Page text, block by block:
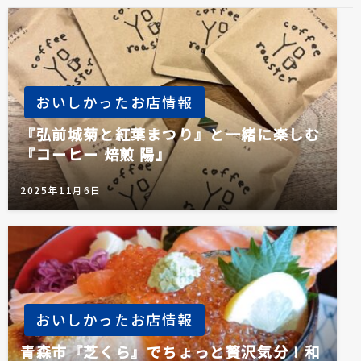
ョ
ン
おいしかったお店情報
『弘前城菊と紅葉まつり』と一緒に楽しむ
『コーヒー 焙煎 陽』
2025年11月6日
おいしかったお店情報
青森市『芝くら』でちょっと贅沢気分！和